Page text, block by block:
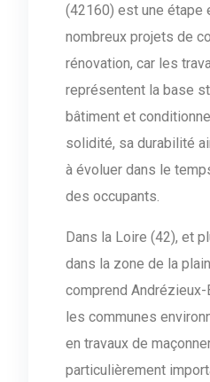
(42160) est une étape
nombreux projets de
rénovation, car les
représentent la base
bâtiment et
solidité, sa durabilité
à évoluer dans le
des occupants.
Dans la Loire (42), et
dans la zone de la
comprend
les communes
en travaux de
particulièrement